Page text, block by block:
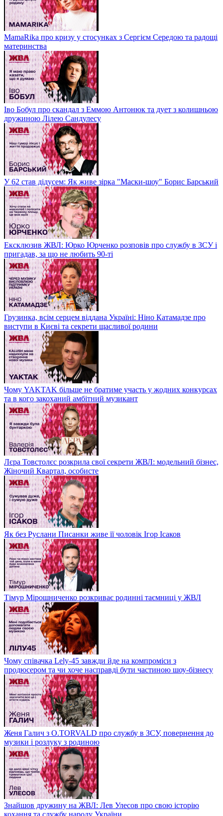
MamaRika про кризу у стосунках з Сергієм Середою та радощі
материнства
Іво Бобул про скандал з Еммою Антонюк та дует з колишньою
дружиною Лілею Сандулесу
У 62 став дідусем: Як живе зірка "Маски-шоу" Борис Барський
Ексклюзив ЖВЛ: Юрко Юрченко розповів про службу в ЗСУ і
пригадав, за що не любить 90-ті
Грузинка, всім серцем віддана Україні: Ніно Катамадзе про
виступи в Києві та секрети щасливої родини
Чому YAKTAK більше не братиме участь у жодних конкурсах
та в кого закоханий амбітний музикант
Лєра Товстолєс розкрила свої секрети ЖВЛ: модельний бізнес,
Жіночий Квартал, особисте
Як без Руслани Писанки живе її чоловік Ігор Ісаков
Тімур Мірошниченко розкриває родинні таємниці у ЖВЛ
Чому співачка Lely-45 завжди йде на компроміси з
продюсером та чи хоче насправді бути частиною шоу-бізнесу
Женя Галич з O.TORVALD про службу в ЗСУ, повернення до
музики і розлуку з родиною
Знайшов дружину на ЖВЛ: Лев Улесов про свою історію
кохання та службу народу України